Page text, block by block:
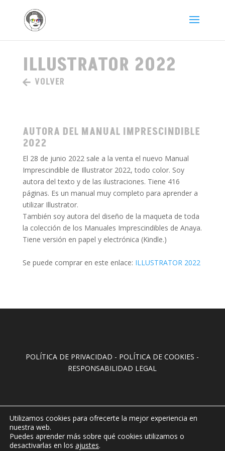
ILLUSTRATOR 2022
VOLVER
AUTORA DEL MANUAL IMPRESCINDIBLE
2022
El 28 de junio 2022 sale a la venta el nuevo Manual
Imprescindible de Illustrator 2022, todo color. Soy
autora del texto y de las ilustraciones. Tiene 416
páginas. Es un manual muy completo para aprender a
utilizar Illustrator.
También soy autora del diseño de la maqueta de toda
la colección de los Manuales Imprescindibles de Anaya.
Tiene versión en papel y electrónica (Kindle.)
Se puede comprar en este enlace: ILLUSTRATOR 2022
POLÍTICA DE PRIVACIDAD - POLÍTICA DE COOKIES -
RESPONSABILIDAD LEGAL
Utilizamos cookies para ofrecerte la mejor experiencia en
nuestra web.
Puedes aprender más sobre qué cookies utilizamos o
desactivarlas en los ajustes.